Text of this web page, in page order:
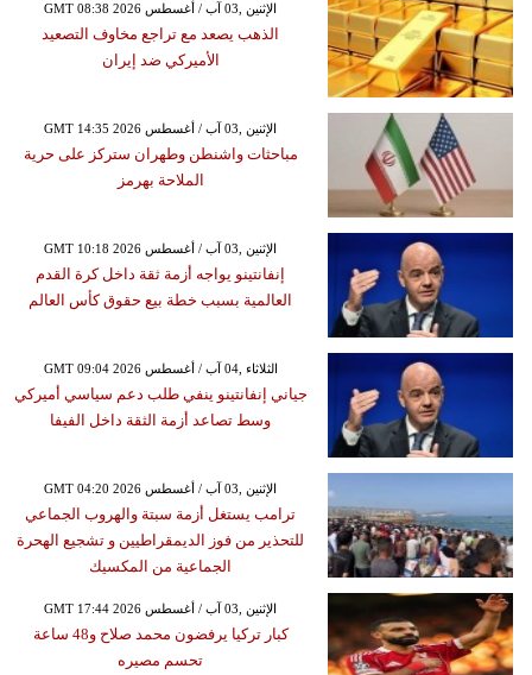
GMT 08:38 2026 الإثنين ,03 آب / أغسطس
الذهب يصعد مع تراجع مخاوف التصعيد
الأميركي ضد إيران
GMT 14:35 2026 الإثنين ,03 آب / أغسطس
مباحثات واشنطن وطهران ستركز على حرية
الملاحة بهرمز
GMT 10:18 2026 الإثنين ,03 آب / أغسطس
إنفانتينو يواجه أزمة ثقة داخل كرة القدم
العالمية بسبب خطة بيع حقوق كأس العالم
GMT 09:04 2026 الثلاثاء ,04 آب / أغسطس
جياني إنفانتينو ينفي طلب دعم سياسي أميركي
وسط تصاعد أزمة الثقة داخل الفيفا
GMT 04:20 2026 الإثنين ,03 آب / أغسطس
ترامب يستغل أزمة سبتة والهروب الجماعي
للتحذير من فوز الديمقراطيين و تشجيع الهحرة
الجماعية من المكسيك
GMT 17:44 2026 الإثنين ,03 آب / أغسطس
كبار تركيا يرفضون محمد صلاح و48 ساعة
تحسم مصيره